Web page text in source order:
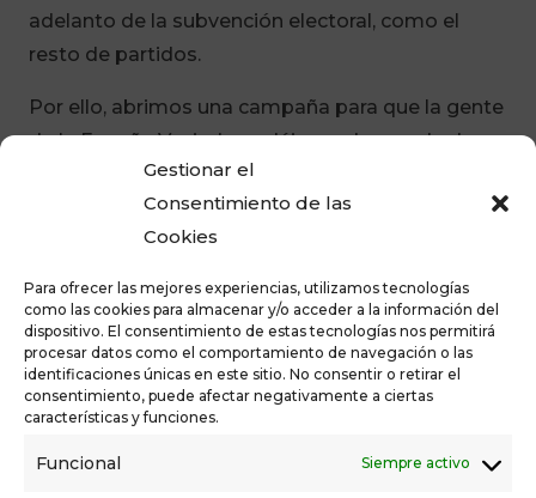
Gestionar el
Consentimiento de las
Cookies
Para ofrecer las mejores experiencias, utilizamos tecnologías
como las cookies para almacenar y/o acceder a la información del
dispositivo. El consentimiento de estas tecnologías nos permitirá
procesar datos como el comportamiento de navegación o las
identificaciones únicas en este sitio. No consentir o retirar el
consentimiento, puede afectar negativamente a ciertas
características y funciones.
Funcional Siempre activo
adelanto de la subvención electoral, como el
resto de partidos.
Por ello, abrimos una campaña para que la gente
de la España Vaciada podáis ayudarnos de dos
formas, con microcréditos o con donaciones.
Ya sabéis que somos gente del territorio que
instituciones para defender un modelo de país
más justo para todos, vivas donde vivas.
Estamos planificando una modesta campaña
electoral, con unos gastos reducidos, pero